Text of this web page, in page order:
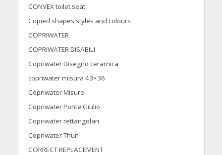
CONVEX toilet seat
Copied shapes styles and colours
COPRIWATER
COPRIWATER DISABILI
Copriwater Disegno ceramica
copriwater misura 43×36
Copriwater Misure
Copriwater Ponte Giulio
Copriwater rettangolari
Copriwater Thun
CORRECT REPLACEMENT